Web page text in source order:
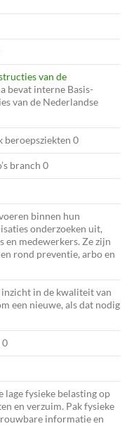
van de
bevat interne Basis-
van de Nederlandse
beroepsziekten 0
branch 0
binnen hun
onderzoeken uit,
en medewerkers. Ze zijn
rond preventie, arbo en
in de kwaliteit van
een nieuwe, als dat nodig
0
lage fysieke belasting op
en verzuim. Pak fysieke
informatie en